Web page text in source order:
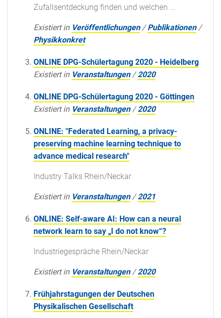
Zufallsentdeckung finden und welchen ...
Existiert in Veröffentlichungen /Publikationen /
Physikkonkret
ONLINE DPG-Schülertagung 2020 - Heidelberg
Existiert in Veranstaltungen /2020
ONLINE DPG-Schülertagung 2020 - Göttingen
Existiert in Veranstaltungen /2020
ONLINE: "Federated Learning, a privacy-
preserving machine learning technique to
advance medical research"
Industry Talks Rhein/Neckar
Existiert in Veranstaltungen /2021
ONLINE: Self-aware AI: How can a neural
network learn to say „I do not know“?
Industriegespräche Rhein/Neckar
Existiert in Veranstaltungen /2020
Frühjahrstagungen der Deutschen
Physikalischen Gesellschaft